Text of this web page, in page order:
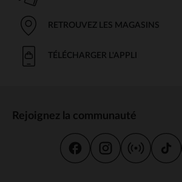
RETROUVEZ LES MAGASINS
TÉLÉCHARGER L'APPLI
Rejoignez la communauté